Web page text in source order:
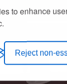
to enhance
Reject non-